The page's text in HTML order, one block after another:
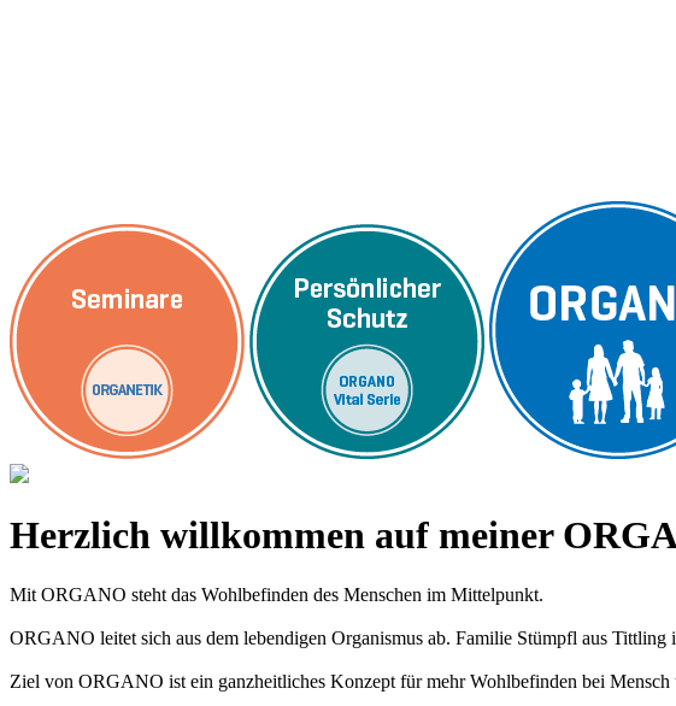
Herzlich willkommen auf meiner
Mit ORGANO steht das Wohlbefinden des Menschen im Mittelpunkt.
ORGANO leitet sich aus dem lebendigen Organismus ab. Familie Stümpfl aus
Ziel von ORGANO ist ein ganzheitliches Konzept für mehr Wohlbefinden bei Mensch